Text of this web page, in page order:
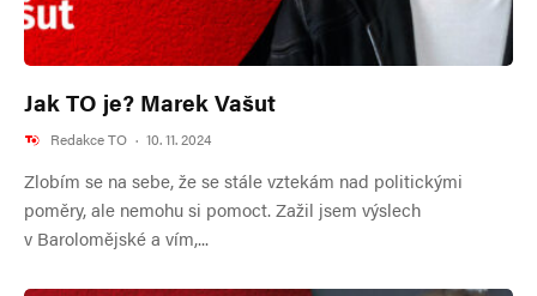
Jak TO je? Marek Vašut
Redakce TO · 10. 11. 2024
Zlobím se na sebe, že se stále vztekám nad politickými
poměry, ale nemohu si pomoct. Zažil jsem výslech
v Barolomějské a vím,...